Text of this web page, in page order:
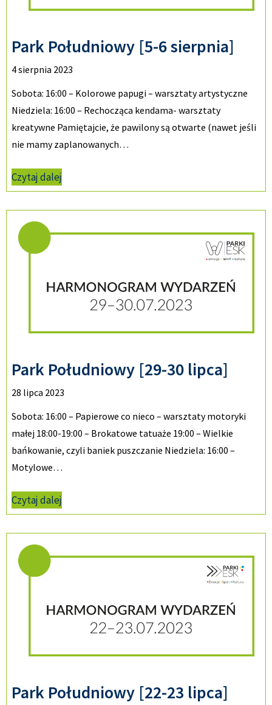
Park Południowy [5-6 sierpnia]
4 sierpnia 2023
Sobota: 16:00 – Kolorowe papugi – warsztaty artystyczne
Niedziela: 16:00 – Rechocząca kendama- warsztaty
kreatywne Pamiętajcie, że pawilony są otwarte (nawet jeśli
nie mamy zaplanowanych…
Czytaj dalej
Park Południowy [29-30 lipca]
28 lipca 2023
Sobota: 16:00 – Papierowe co nieco – warsztaty motoryki
małej 18:00-19:00 – Brokatowe tatuaże 19:00 – Wielkie
bańkowanie, czyli baniek puszczanie Niedziela: 16:00 –
Motylowe…
Czytaj dalej
Park Południowy [22-23 lipca]